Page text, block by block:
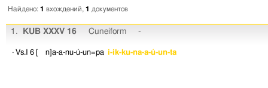
Найдено: 1 вхождений, 1 документов
1. KUB XXXV 16 Cuneiform -
· Vs.I 6 [ n]a-a-nu-ú-un=pa i-ik-ku-na-a-ú-un-ta